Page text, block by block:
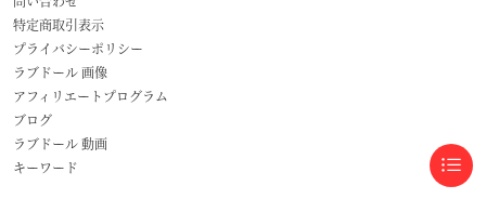
特定商取引表示
プライバシーポリシー
ラブドール 画像
アフィリエートプログラム
ブログ
ラブドール 動画
キーワード